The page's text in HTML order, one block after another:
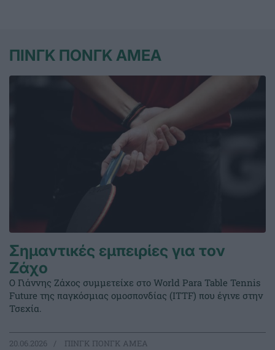
ΠΙΝΓΚ ΠΟΝΓΚ ΑΜΕΑ
Σημαντικές εμπειρίες για τον
Ζάχο
Ο Γιάννης Ζάχος συμμετείχε στο World Para Table Tennis
Future της παγκόσμιας ομοσπονδίας (ITTF) που έγινε στην
Τσεχία.
20.06.2026 ΠΙΝΓΚ ΠΟΝΓΚ ΑΜΕΑ